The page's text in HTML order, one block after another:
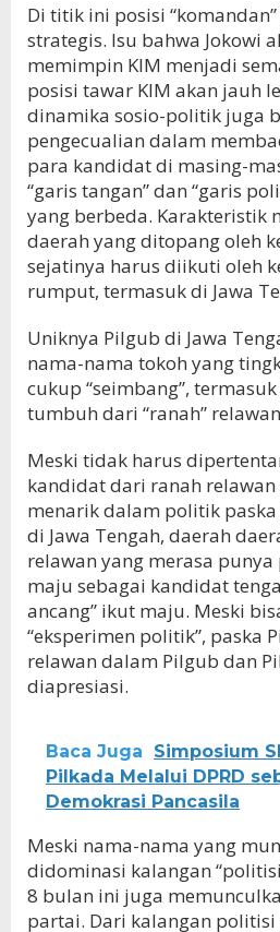
Di titik ini posisi
strategis. Isu bahwa Jokowi
memimpin KIM menjadi
posisi tawar KIM akan jauh
dinamika sosio-politik juga
pengecualian dalam
para kandidat di masing-
“garis tangan” dan “garis
yang berbeda. Karakteristik
daerah yang ditopang oleh
sejatinya harus diikuti oleh
rumput, termasuk di Jawa
Uniknya Pilgub di Jawa
nama-nama tokoh yang
cukup “seimbang”,
tumbuh dari “ranah”
Meski tidak harus
kandidat dari ranah
menarik dalam politik paska
di Jawa Tengah, daerah
relawan yang merasa
maju sebagai kandidat
ancang” ikut maju. Meski
“eksperimen politik”, paska
relawan dalam Pilgub dan
diapresiasi.
Baca Juga
Simposium
Pilkada Melalui DPRD
Demokrasi Pancasila
Meski nama-nama yang
didominasi kalangan
8 bulan ini juga
partai. Dari kalangan